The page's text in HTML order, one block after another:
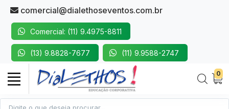
comercial@dialethoseventos.com.br
Comercial: (11) 9.4975-8811
(13) 9.8828-7677 (11) 9.9588-2747
0